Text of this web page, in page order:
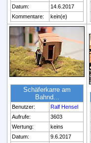
Datum:
14.6.2017
Kommentare:
kein(e)
Schäferkarre am
Bahnd...
Benutzer:
Ralf Hensel
Aufrufe:
3603
Wertung:
keins
Datum:
9.6.2017